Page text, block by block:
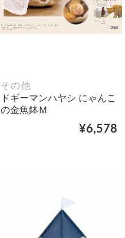
その他
ドギーマンハヤシ にゃんこ
の金魚鉢Ｍ
¥6,578